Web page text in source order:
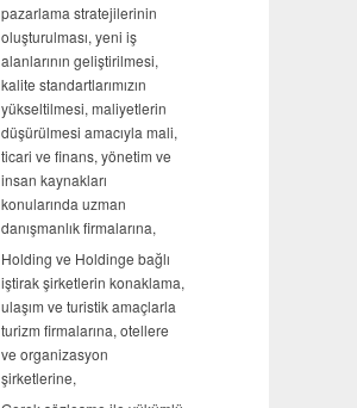
pazarlama stratejilerinin
oluşturulması, yeni iş
alanlarının geliştirilmesi,
kalite standartlarımızın
yükseltilmesi, maliyetlerin
düşürülmesi amacıyla mali,
ticari ve finans, yönetim ve
insan kaynakları
konularında uzman
danışmanlık firmalarına,
Holding ve Holdinge bağlı
iştirak şirketlerin konaklama,
ulaşım ve turistik amaçlarla
turizm firmalarına, otellere
ve organizasyon
şirketlerine,